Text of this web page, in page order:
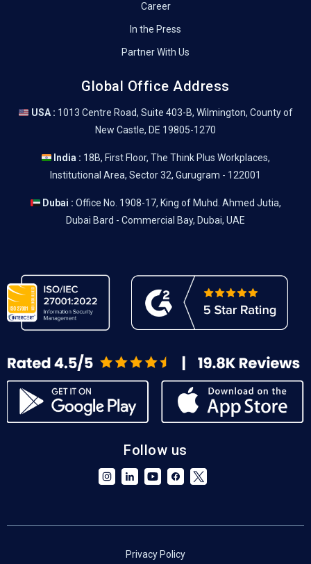
Career
In the Press
Partner With Us
Global Office Address
USA : 1013 Centre Road, Suite 403-B, Wilmington, County of
New Castle, DE 19805-1270
India : 18B, First Floor, The Think Plus Workplaces,
Institutional Area, Sector 32, Gurugram - 122001
Dubai : Office No. 1908-17, King of Muhd. Ahmed Jutia,
Dubai Bard - Commercial Bay, Dubai, UAE
Follow us
Privacy Policy